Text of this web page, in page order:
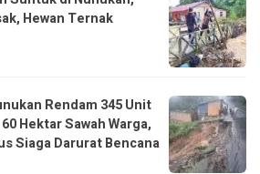
Hewan Ternak
Rendam 345 Unit
Hektar Sawah Warga,
Siaga Darurat Bencana